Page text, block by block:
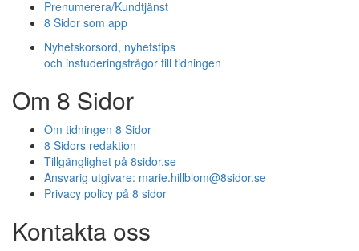
Prenumerera/Kundtjänst
8 Sidor som app
Nyhetskorsord, nyhetstips
och instuderingsfrågor till tidningen
Om 8 Sidor
Om tidningen 8 Sidor
8 Sidors redaktion
Tillgänglighet på 8sidor.se
Ansvarig utgivare: marie.hillblom@8sidor.se
Privacy policy på 8 sidor
Kontakta oss